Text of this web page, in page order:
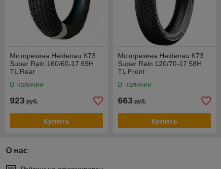
Моторезина Heidenau K73
Super Rain 160/60-17 69H
TL Rear
В наличии
923 руб.
Купить
Моторезина Heidenau K73
Super Rain 120/70-17 58H
TL Front
В наличии
663 руб.
Купить
О нас